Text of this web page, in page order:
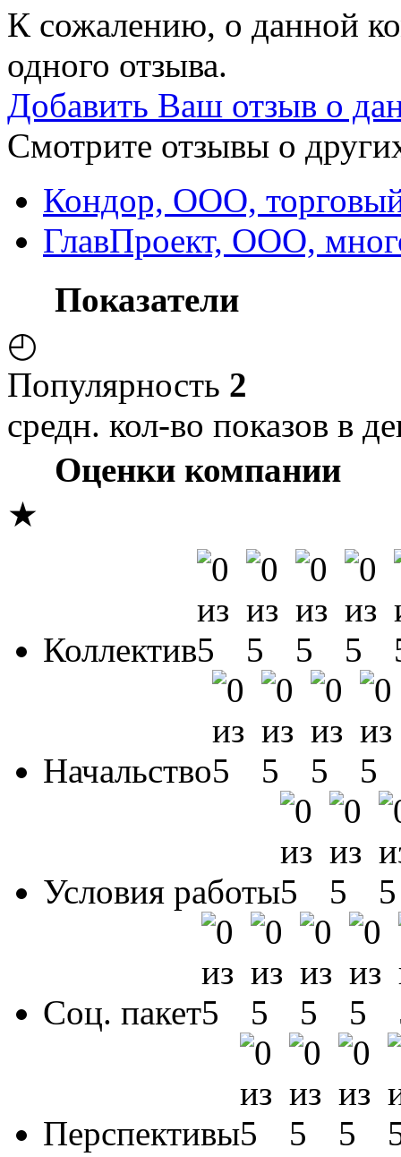
К сожалению, о данной
одного отзыва.
Добавить Ваш отзыв о
Смотрите отзывы о
Кондор, ООО,
ГлавПроект, ООО,
Показатели
◴
Популярность 2
средн. кол-во показов в
Оценки компании
★
Коллектив
Начальство
Условия работы
Соц. пакет
Перспективы